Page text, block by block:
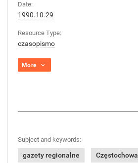
Date:
1990.10.29
Resource Type:
czasopismo
More
Subject and keywords:
gazety regionalne Częstochowa